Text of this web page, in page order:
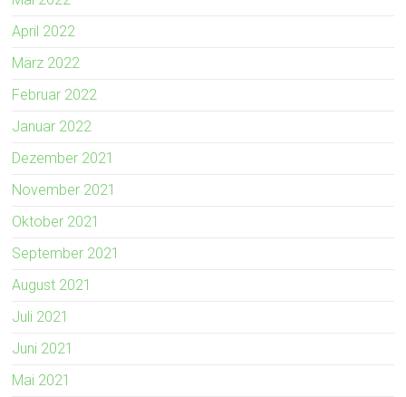
April 2022
März 2022
Februar 2022
Januar 2022
Dezember 2021
November 2021
Oktober 2021
September 2021
August 2021
Juli 2021
Juni 2021
Mai 2021